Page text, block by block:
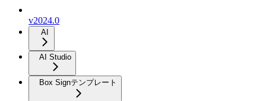
v2024.0
AI
AI Studio
Box Signテンプレート